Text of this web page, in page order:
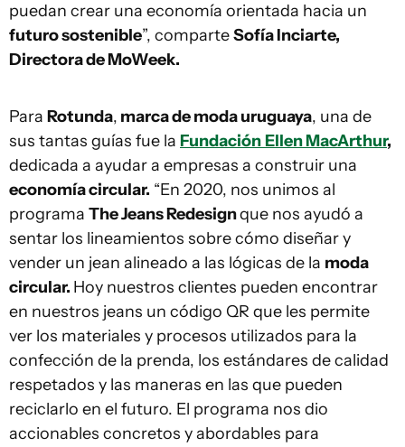
puedan crear una economía orientada hacia un
futuro sostenible”, comparteSofía Inciarte,
Directora de MoWeek.
Para Rotunda, marca de moda uruguaya, una de
sus tantas guías fue la FundaciónEllen MacArthur,
dedicada a ayudar a empresas a construir una
economía circular. “En 2020, nos unimos al
programa The Jeans Redesignque nos ayudó a
sentar los lineamientos sobre cómo diseñar y
vender un jean alineado a las lógicas de la moda
circular. Hoy nuestros clientes pueden encontrar
en nuestros jeans un código QR que les permite
ver los materiales y procesos utilizados para la
confección de la prenda, los estándares de calidad
respetados y las maneras en las que pueden
reciclarlo en el futuro. El programa nos dio
accionables concretos y abordables para